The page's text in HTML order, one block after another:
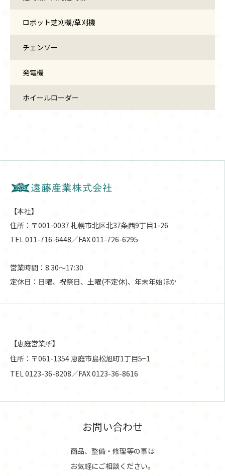
ロボット芝刈機/草刈機
チェンソー
発電機
ホイールローダー
【本社】
住所：〒001-0037 札幌市北区北37条西9丁目1-26
TEL 011-716-6448／FAX 011-726-6295
営業時間：8:30〜17:30
定休日：日曜、祝祭日、土曜(不定休)、年末年始ほか
【恵庭営業所】
住所：〒061-1354 恵庭市島松旭町1丁目5−1
TEL 0123-36-8208／FAX 0123-36-8616
お問い合わせ
商品、整備・修理等の事は
お気軽にご相談ください。